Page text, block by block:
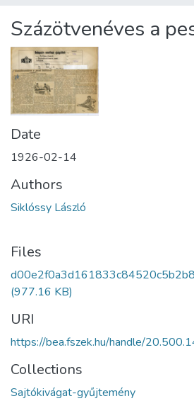
About us
Százötvenéves a
Date
1926-02-14
Authors
Siklóssy László
Files
(977.16 KB)
URI
https://bea.fszek.hu/handle/
Collections
Sajtókivágat-gyűjtemény